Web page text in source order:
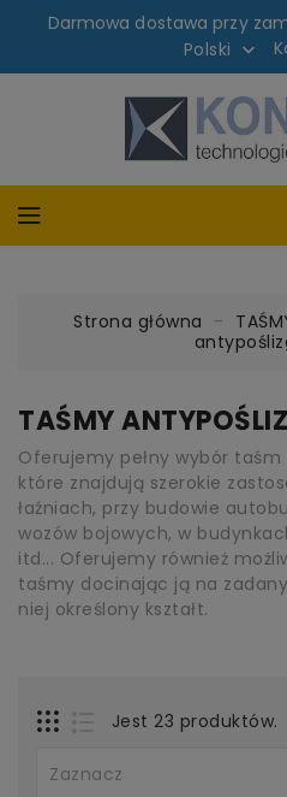
Darmowa dostawa przy
Polski 
Strona główna
TAŚMY
Oferujemy pełny wybór
które znajdują szerokie
łaźniach, przy budowie
wozów bojowych, w
itd... Oferujemy również
taśmy docinając ją na
niej określony kształt.
Jest 23 produktów.
Zaznacz